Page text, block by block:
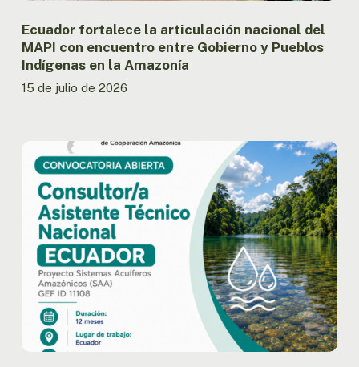
Indígenas
en
la
Amazonía
Ecuador fortalece la articulación nacional del
MAPI con encuentro entre Gobierno y Pueblos
Indígenas en la Amazonía
15 de julio de 2026
Ecuador:
OTCA
abre
convocatoria
para
Consultor/a
Asistente
Técnico
Nacional
Proyecto
SAA